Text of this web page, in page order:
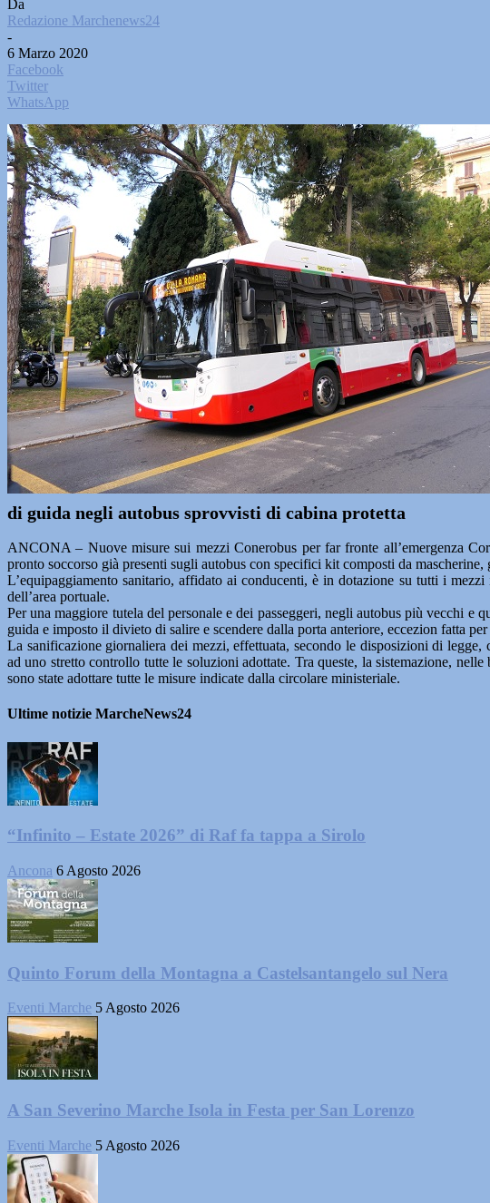
Da
Redazione Marchenews24
-
6 Marzo 2020
Facebook
Twitter
WhatsApp
di guida negli autobus sprovvisti di cabina protetta
ANCONA – Nuove misure sui mezzi Conerobus per far fronte all’emergenza
pronto soccorso già presenti sugli autobus con specifici kit composti da
L’equipaggiamento sanitario, affidato ai conducenti, è in dotazione su tutti i
dell’area portuale.
Per una maggiore tutela del personale e dei passeggeri, negli autobus più vecchi
guida e imposto il divieto di salire e scendere dalla porta anteriore, eccezion fatta
La sanificazione giornaliera dei mezzi, effettuata, secondo le disposizioni di
ad uno stretto controllo tutte le soluzioni adottate. Tra queste, la sistemazione,
sono state adottare tutte le misure indicate dalla circolare ministeriale.
Ultime notizie MarcheNews24
“Infinito – Estate 2026” di Raf fa tappa a Sirolo
Ancona 6 Agosto 2026
Quinto Forum della Montagna a Castelsantangelo sul Nera
Eventi Marche 5 Agosto 2026
A San Severino Marche Isola in Festa per San Lorenzo
Eventi Marche 5 Agosto 2026